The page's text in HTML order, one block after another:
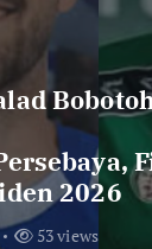
di Bioskop
70 views